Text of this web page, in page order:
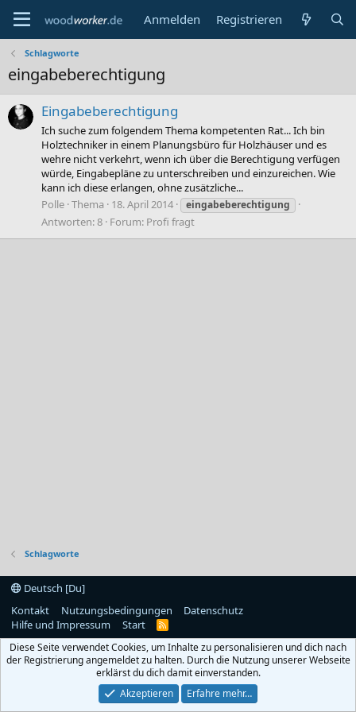
Anmelden Registrieren
Schlagworte
eingabeberechtigung
Eingabeberechtigung
Ich suche zum folgendem Thema kompetenten Rat... Ich bin
Holztechniker in einem Planungsbüro für Holzhäuser und es
wehre nicht verkehrt, wenn ich über die Berechtigung verfügen
würde, Eingabepläne zu unterschreiben und einzureichen. Wie
kann ich diese erlangen, ohne zusätzliche...
Polle Thema 18. April 2014 eingabeberechtigung
Antworten: 8 Forum: Profi fragt
Schlagworte
Deutsch [Du]
Kontakt
Nutzungsbedingungen
Datenschutz
Hilfe und Impressum
Start
R
S
Diese Seite verwendet Cookies, um Inhalte zu personalisieren und dich nach
der Registrierung angemeldet zu halten. Durch die Nutzung unserer Webseite
erklärst du dich damit einverstanden.
Akzeptieren
Erfahre mehr…